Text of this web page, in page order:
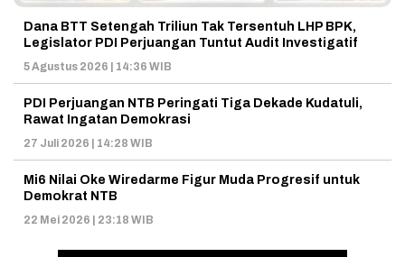
Dana BTT Setengah Triliun Tak Tersentuh LHP BPK,
Legislator PDI Perjuangan Tuntut Audit Investigatif
5 Agustus 2026 | 14:36 WIB
PDI Perjuangan NTB Peringati Tiga Dekade Kudatuli,
Rawat Ingatan Demokrasi
27 Juli 2026 | 14:28 WIB
Mi6 Nilai Oke Wiredarme Figur Muda Progresif untuk
Demokrat NTB
22 Mei 2026 | 23:18 WIB